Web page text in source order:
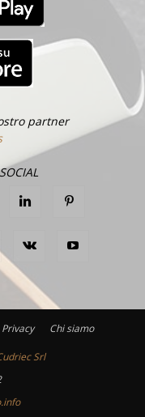
partner
Privacy Chi siamo
Srl